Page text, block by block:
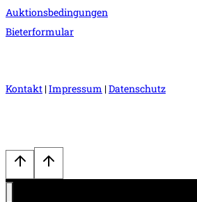
Auktionsbedingungen
Bieterformular
Kontakt |Impressum |Datenschutz